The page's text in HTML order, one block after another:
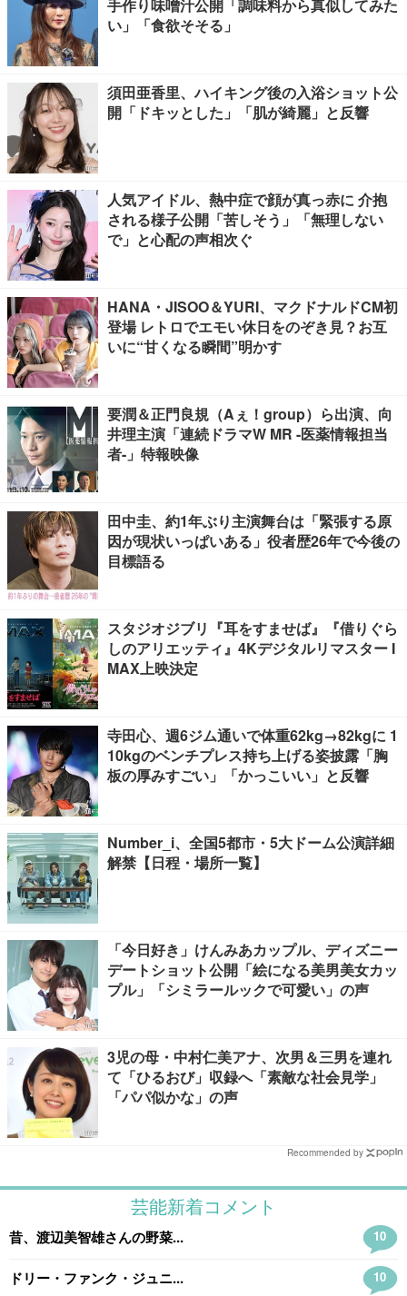
手作り味噌汁公開「調味料から真似してみた
い」「食欲そそる」
須田亜香里、ハイキング後の入浴ショット公
開「ドキッとした」「肌が綺麗」と反響
人気アイドル、熱中症で顔が真っ赤に 介抱
される様子公開「苦しそう」「無理しない
で」と心配の声相次ぐ
HANA・JISOO＆YURI、マクドナルドCM初
登場 レトロでエモい休日をのぞき見？お互
いに“甘くなる瞬間”明かす
要潤＆正門良規（Aぇ！group）ら出演、向
井理主演「連続ドラマW MR -医薬情報担当
者-」特報映像
田中圭、約1年ぶり主演舞台は「緊張する原
因が現状いっぱいある」役者歴26年で今後の
目標語る
スタジオジブリ『耳をすませば』『借りぐら
しのアリエッティ』4Kデジタルリマスター I
MAX上映決定
寺田心、週6ジム通いで体重62kg→82kgに 1
10kgのベンチプレス持ち上げる姿披露「胸
板の厚みすごい」「かっこいい」と反響
Number_i、全国5都市・5大ドーム公演詳細
解禁【日程・場所一覧】
「今日好き」けんみあカップル、ディズニー
デートショット公開「絵になる美男美女カッ
プル」「シミラールックで可愛い」の声
3児の母・中村仁美アナ、次男＆三男を連れ
て「ひるおび」収録へ「素敵な社会見学」
「パパ似かな」の声
Recommended by